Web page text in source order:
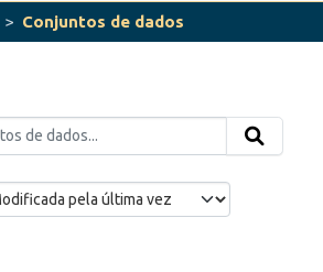
Conjuntos de dados